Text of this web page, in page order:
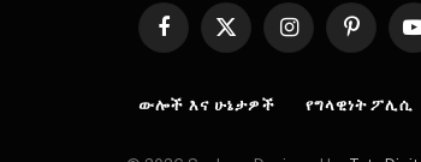
Facebook
X
InstagramPinterest
ውሎች እና ሁኔታዎች የግላዊነት ፖሊሲ